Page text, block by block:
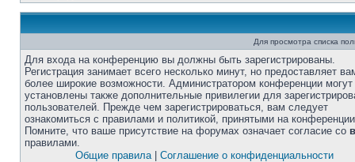
Для просмотра списка
Для входа на конференцию вы должны быть зарегистрированы.
Регистрация занимает всего несколько минут, но предоставляет
более широкие возможности. Администратором конференции
установлены также дополнительные привилегии для
пользователей. Прежде чем зарегистрироваться, вам следует
ознакомиться с правилами и политикой, принятыми на
Помните, что ваше присутствие на форумах означает согласие со
правилами.
Общие правила| Соглашение о конфиденциальности